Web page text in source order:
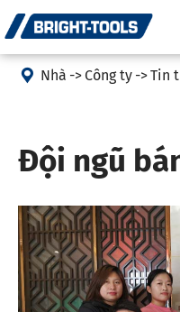
 Nhà Công ty Tin
Đội ngũ